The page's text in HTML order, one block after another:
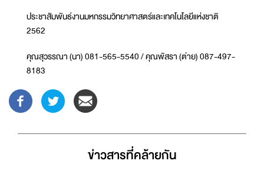
ประชาสัมพันธ์งานมหกรรมวิทยาศาสตร์และเทคโนโลยีแห่งชาติ
2562
คุณสุวรรณา (นา) 081-565-5540 / คุณพัสรา (ต่าย) 087-497-
8183
ข่าวสารที่่คล้ายกัน